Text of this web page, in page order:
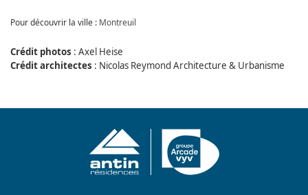
Pour découvrir la ville : Montreuil
Crédit photos : Axel Heise
Crédit architectes : Nicolas Reymond Architecture & Urbanisme